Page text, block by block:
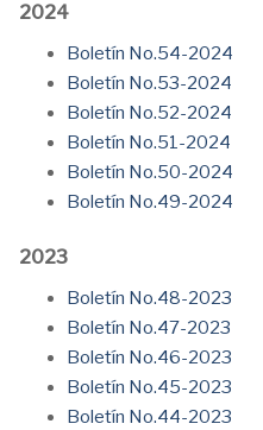
2024
Boletín No.54-2024
Boletín No.53-2024
Boletín No.52-2024
Boletín No.51-2024
Boletín No.50-2024
Boletín No.49-2024
2023
Boletín No.48-2023
Boletín No.47-2023
Boletín No.46-2023
Boletín No.45-2023
Boletín No.44-2023